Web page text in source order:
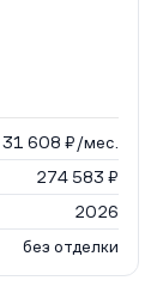
31 608 ₽/мес.
274 583 ₽
2026
без отделки